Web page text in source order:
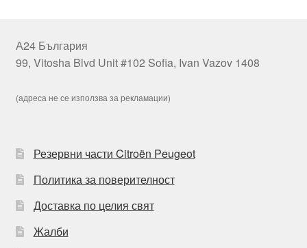
А24 България
99, Vitosha Blvd Unit #102 Sofia, Ivan Vazov 1408
(адреса не се използва за рекламации)
Резервни части Citroën Peugeot
Политика за поверителност
Доставка по целия свят
Жалби